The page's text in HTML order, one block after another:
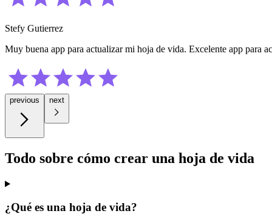
Stefy Gutierrez
Muy buena app para actualizar mi hoja de vida. Excelente app para
previous next
Todo sobre cómo crear una hoja de vida
¿Qué es una hoja de vida?